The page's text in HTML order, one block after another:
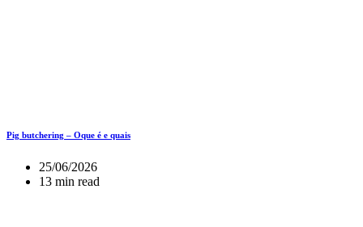
Pig butchering – Oque é e quais
25/06/2026
13 min read